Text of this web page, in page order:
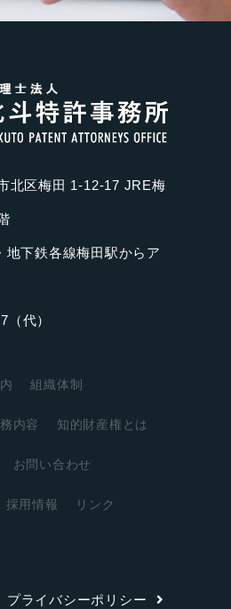
北区梅田 1-12-17 JRE梅
地下鉄各線梅田駅からア
代）
組織体制
内容 知的財産権とは
お問い合わせ
採用情報 リンク
プライバシーポリシー